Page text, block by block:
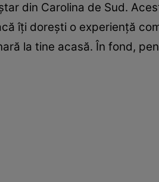
din Carolina de Sud.
îți dorești o experiență
la tine acasă. În fond,